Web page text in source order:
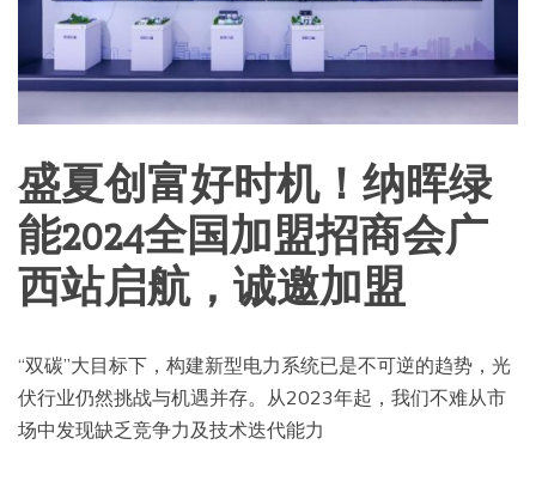
盛夏创富好时机！纳晖绿
能2024全国加盟招商会广
西站启航，诚邀加盟
“双碳”大目标下，构建新型电力系统已是不可逆的趋势，光
伏行业仍然挑战与机遇并存。从2023年起，我们不难从市
场中发现缺乏竞争力及技术迭代能力